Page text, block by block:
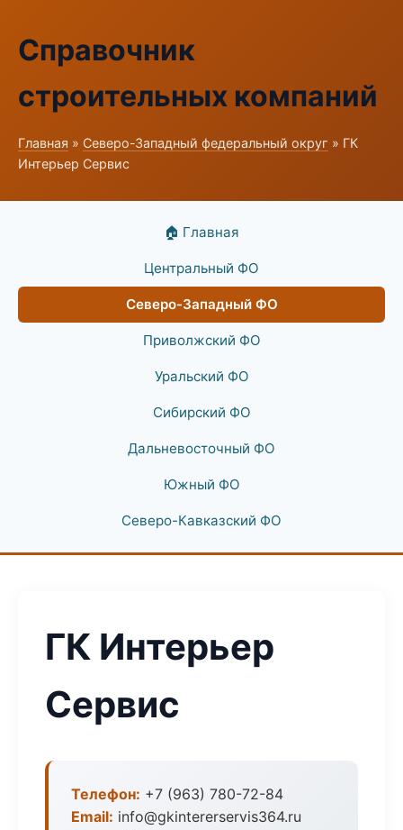
Справочник
строительных компаний
Главная » Северо-Западный федеральный округ » ГК
Интерьер Сервис
🏠 Главная
Центральный ФО
Северо-Западный ФО
Приволжский ФО
Уральский ФО
Сибирский ФО
Дальневосточный ФО
Южный ФО
Северо-Кавказский ФО
ГК Интерьер
Сервис
Телефон: +7 (963) 780-72-84
Email: info@gkintererservis364.ru